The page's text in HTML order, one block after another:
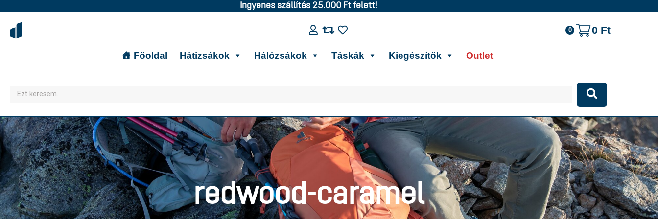
Ingyenes szállítás 25.000 Ft felett!
0 0 Ft
Főoldal Hátizsákok Hálózsákok Táskák Kiegészítők Outlet
redwood-caramel